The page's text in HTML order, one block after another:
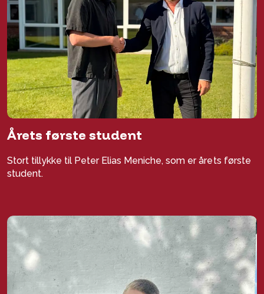
Årets første student
Stort tillykke til Peter Elias Meniche, som er årets første
student.